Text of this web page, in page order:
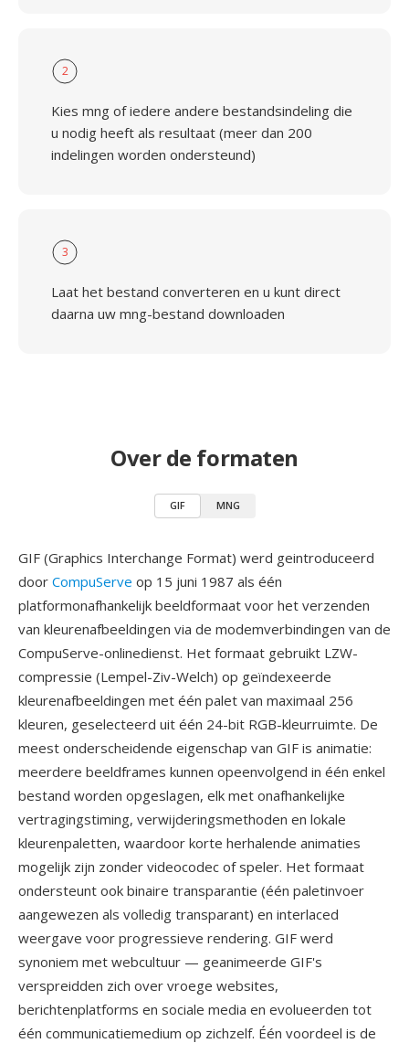
2
Kies mng of iedere andere bestandsindeling die
u nodig heeft als resultaat (meer dan 200
indelingen worden ondersteund)
3
Laat het bestand converteren en u kunt direct
daarna uw mng-bestand downloaden
Over de formaten
GIF MNG
GIF (Graphics Interchange Format) werd geintroduceerd
door CompuServe op 15 juni 1987 als één
platformonafhankelijk beeldformaat voor het verzenden
van kleurenafbeeldingen via de modemverbindingen van de
CompuServe-onlinedienst. Het formaat gebruikt LZW-
compressie (Lempel-Ziv-Welch) op geïndexeerde
kleurenafbeeldingen met één palet van maximaal 256
kleuren, geselecteerd uit één 24-bit RGB-kleurruimte. De
meest onderscheidende eigenschap van GIF is animatie:
meerdere beeldframes kunnen opeenvolgend in één enkel
bestand worden opgeslagen, elk met onafhankelijke
vertragingstiming, verwijderingsmethoden en lokale
kleurenpaletten, waardoor korte herhalende animaties
mogelijk zijn zonder videocodec of speler. Het formaat
ondersteunt ook binaire transparantie (één paletinvoer
aangewezen als volledig transparant) en interlaced
weergave voor progressieve rendering. GIF werd
synoniem met webcultuur — geanimeerde GIF's
verspreidden zich over vroege websites,
berichtenplatforms en sociale media en evolueerden tot
één communicatiemedium op zichzelf. Één voordeel is de